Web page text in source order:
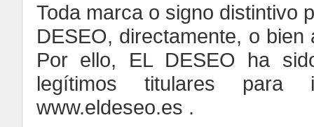
Toda marca o signo distintivo
DESEO, directamente, o
Por ello, EL DESEO ha
legítimos titulares
www.eldeseo.es .